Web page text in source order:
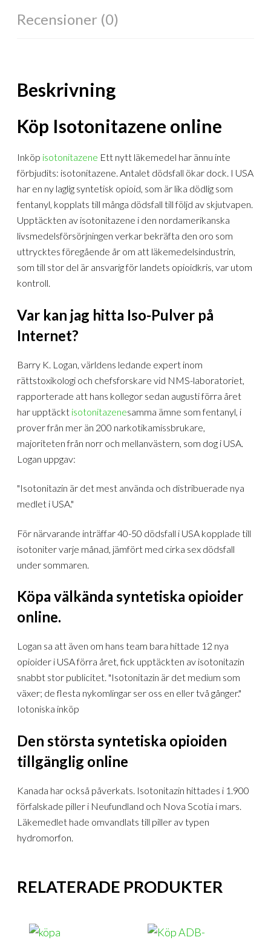
Recensioner (0)
Beskrivning
Köp Isotonitazene online
Inköp isotonitazene Ett nytt läkemedel har ännu inte
förbjudits: isotonitazene. Antalet dödsfall ökar dock. I USA
har en ny laglig syntetisk opioid, som är lika dödlig som
fentanyl, kopplats till många dödsfall till följd av skjutvapen.
Upptäckten av isotonitazene i den nordamerikanska
livsmedelsförsörjningen verkar bekräfta den oro som
uttrycktes föregående år om att läkemedelsindustrin,
som till stor del är ansvarig för landets opioidkris, var utom
kontroll.
Var kan jag hitta Iso-Pulver på
Internet?
Barry K. Logan, världens ledande expert inom
rättstoxikologi och chefsforskare vid NMS-laboratoriet,
rapporterade att hans kollegor sedan augusti förra året
har upptäckt isotonitazenesamma ämne som fentanyl, i
prover från mer än 200 narkotikamissbrukare,
majoriteten från norr och mellanvästern, som dog i USA.
Logan uppgav:
"Isotonitazin är det mest använda och distribuerade nya
medlet i USA."
För närvarande inträffar 40-50 dödsfall i USA kopplade till
isotoniter varje månad, jämfört med cirka sex dödsfall
under sommaren.
Köpa välkända syntetiska opioider
online.
Logan sa att även om hans team bara hittade 12 nya
opioider i USA förra året, fick upptäckten av isotonitazin
snabbt stor publicitet. "Isotonitazin är det medium som
växer; de flesta nykomlingar ser oss en eller två gånger."
Iotoniska inköp
Den största syntetiska opioiden
tillgänglig online
Kanada har också påverkats. Isotonitazin hittades i 1.900
förfalskade piller i Neufundland och Nova Scotia i mars.
Läkemedlet hade omvandlats till piller av typen
hydromorfon.
RELATERADE PRODUKTER